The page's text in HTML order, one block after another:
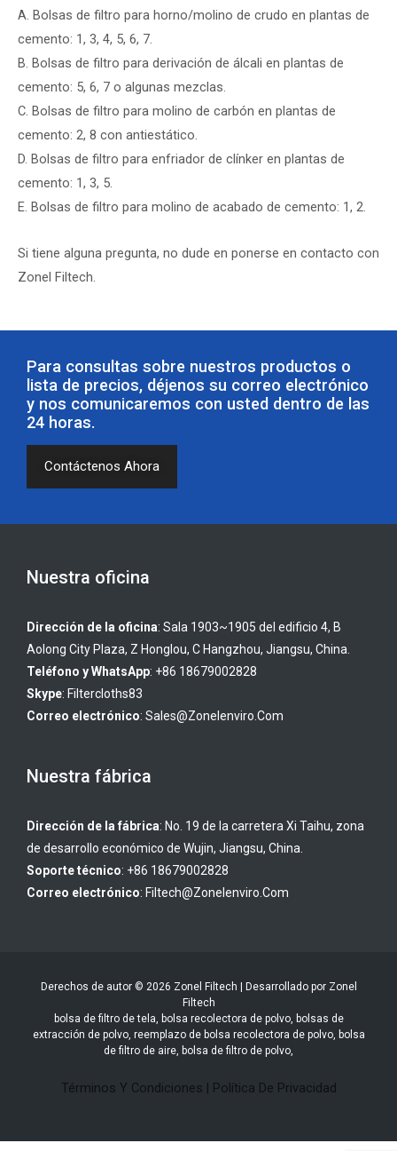
A. Bolsas de filtro para horno/molino de crudo en plantas de
cemento: 1, 3, 4, 5, 6, 7.
B. Bolsas de filtro para derivación de álcali en plantas de
cemento: 5, 6, 7 o algunas mezclas.
C. Bolsas de filtro para molino de carbón en plantas de
cemento: 2, 8 con antiestático.
D. Bolsas de filtro para enfriador de clínker en plantas de
cemento: 1, 3, 5.
E. Bolsas de filtro para molino de acabado de cemento: 1, 2.
Si tiene alguna pregunta, no dude en ponerse en contacto con
Zonel Filtech.
Para consultas sobre nuestros productos o
lista de precios, déjenos su correo electrónico
y nos comunicaremos con usted dentro de las
24 horas.
Contáctenos Ahora
Nuestra oficina
Dirección de la oficina: Sala 1903~1905 del edificio 4, B
Aolong City Plaza, Z Honglou, C Hangzhou, Jiangsu, China.
Teléfono y WhatsApp: +86 18679002828
Skype: Filtercloths83
Correo electrónico: Sales@zonelenviro.com
Nuestra fábrica
Dirección de la fábrica: No. 19 de la carretera Xi Taihu, zona
de desarrollo económico de Wujin, Jiangsu, China.
Soporte técnico: +86 18679002828
Correo electrónico: Filtech@zonelenviro.com
Derechos de autor © 2026 Zonel Filtech | Desarrollado por Zonel
Filtech
bolsa de filtro de tela, bolsa recolectora de polvo, bolsas de
extracción de polvo, reemplazo de bolsa recolectora de polvo, bolsa
de filtro de aire, bolsa de filtro de polvo,
Términos Y Condiciones | Política De Privacidad